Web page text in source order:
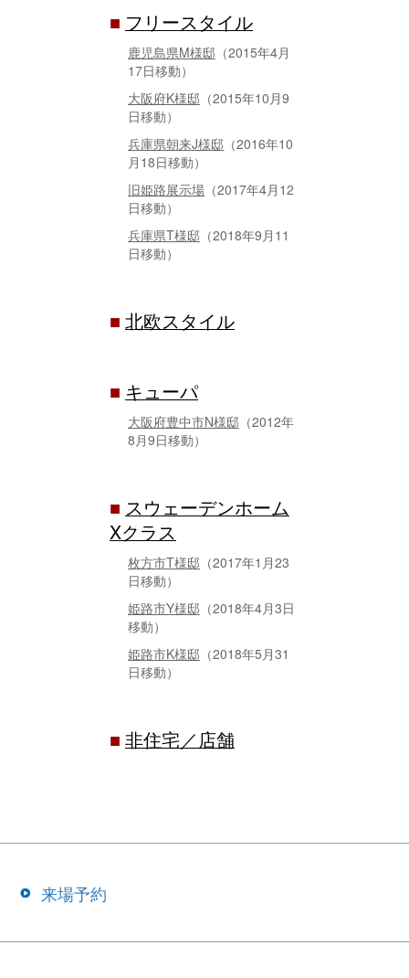
■ フリースタイル
鹿児島県M様邸 （2015年4月
17日移動）
大阪府K様邸 （2015年10月9
日移動）
兵庫県朝来J様邸 （2016年10
月18日移動）
旧姫路展示場（2017年4月12
日移動）
兵庫県T様邸 （2018年9月11
日移動）
■ 北欧スタイル
■ キューパ
大阪府豊中市N様邸 （2012年
8月9日移動）
■ スウェーデンホーム
Xクラス
枚方市T様邸 （2017年1月23
日移動）
姫路市Y様邸 （2018年4月3日
移動）
姫路市K様邸 （2018年5月31
日移動）
■ 非住宅／店舗
来場予約